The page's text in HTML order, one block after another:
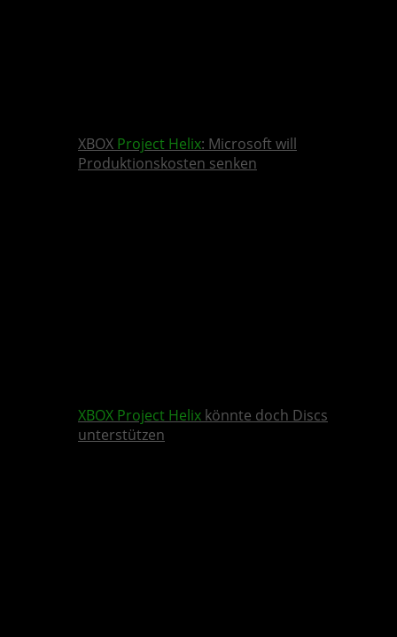
XBOX Project Helix: Microsoft will
Produktionskosten senken
XBOX Project Helix könnte doch Discs
unterstützen